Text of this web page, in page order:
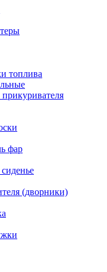
топлива
прикуривателя
фар
(дворники)